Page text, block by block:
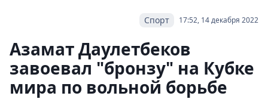
17:52, 14 декабря 2022
Спорт
Азамат Даулетбеков
завоевал "бронзу" на Кубке
мира по вольной борьбе